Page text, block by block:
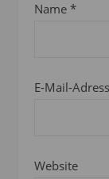
Name *
E-Mail-
Website